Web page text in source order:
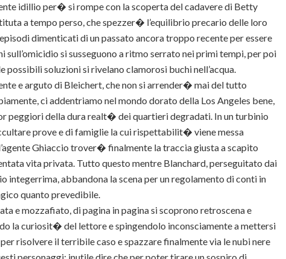
idillio per� si rompe con la scoperta del cadavere di Betty
a tempo perso, che spezzer� l’equilibrio precario delle loro
dimenticati di un passato ancora troppo recente per essere
sull’omicidio si susseguono a ritmo serrato nei primi tempi, per poi
possibili soluzioni si rivelano clamorosi buchi nell’acqua.
e arguto di Bleichert, che non si arrender� mai del tutto
ci addentriamo nel mondo dorato della Los Angeles bene,
peggiori della dura realt� dei quartieri degradati. In un turbinio
prove e di famiglie la cui rispettabilit� viene messa
Ghiaccio trover� finalmente la traccia giusta a scapito
vita privata. Tutto questo mentre Blanchard, perseguitato dai
integerrima, abbandona la scena per un regolamento di conti in
quanto prevedibile.
e mozzafiato, di pagina in pagina si scoprono retroscena e
la curiosit� del lettore e spingendolo inconsciamente a mettersi
risolvere il terribile caso e spazzare finalmente via le nubi nere